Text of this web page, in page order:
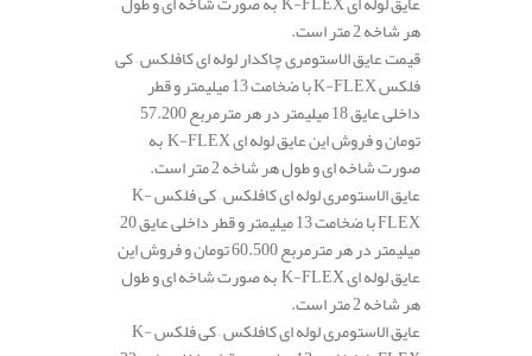
هر شاخه 2 متر است.
قیمت عایق الاستومری چاکدار لوله ای کافلکس – کی
فلکس K-FLEX با ضخامت 13 میلیمتر و قطر
داخلی عایق 18 میلیمتر در هر مترمربع 57.200
تومان و فروش این عایق لوله ای K-FLEX به
صورت شاخه ای و طول هر شاخه 2 متر است.
عایق الاستومری لوله ای کافلکس – کی فلکس K-
FLEX با ضخامت 13 میلیمتر و قطر داخلی عایق 20
میلیمتر در هر مترمربع 60.500 تومان و فروش این
عایق لوله ای K-FLEX به صورت شاخه ای و طول
هر شاخه 2 متر است.
عایق الاستومری لوله ای کافلکس – کی فلکس K-